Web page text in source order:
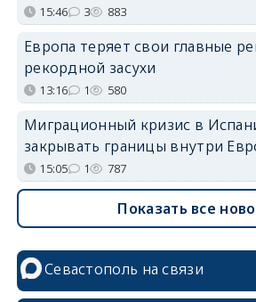
15:46 3 883
Европа теряет свои главные
рекордной засухи
13:16 1 580
Миграционный кризис в
закрывать границы внутри
15:05 1 787
Показать все
Севастополь на связи